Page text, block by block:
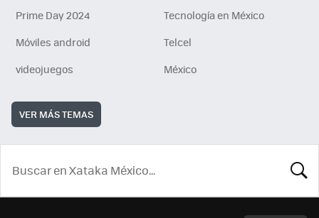
Prime Day 2024
Tecnología en México
Móviles android
Telcel
videojuegos
México
VER MÁS TEMAS